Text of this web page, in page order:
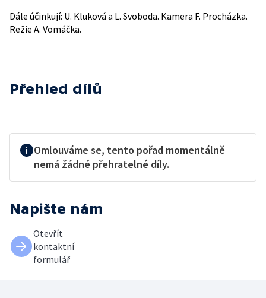
Dále účinkují: U. Kluková a L. Svoboda. Kamera F. Procházka.
Režie A. Vomáčka.
Přehled dílů
Omlouváme se, tento pořad momentálně
nemá žádné přehratelné díly.
Napište nám
Otevřít
kontaktní
formulář